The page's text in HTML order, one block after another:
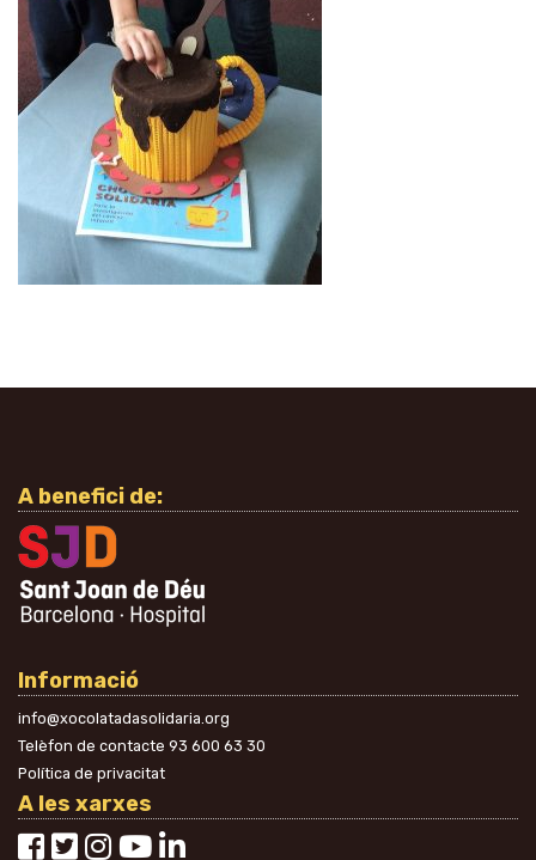
A benefici de:
Informació
info@xocolatadasolidaria.org
Telèfon de contacte 93 600 63 30
Política de privacitat
A les xarxes